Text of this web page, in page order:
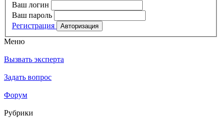
Ваш логин
Ваш пароль
Регистрация
Меню
Вызвать эксперта
Задать вопрос
Форум
Рубрики